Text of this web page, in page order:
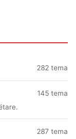
282 tema
145 tema
287 tema